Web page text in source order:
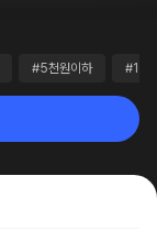
#5천원이하 #10